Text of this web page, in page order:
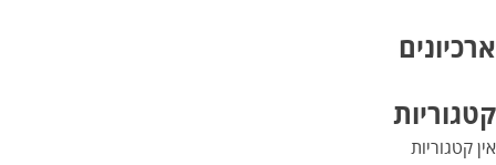
ארכיונים
קטגוריות
אין קטגוריות